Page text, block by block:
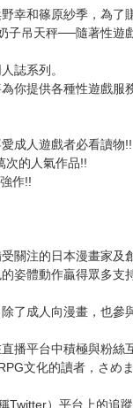
幸和篠原紗季，為了
子吊天秤──隨著性遊
誌系列。
你提供各種性遊戲服
成人遊戲者必看讀物!!
次的人氣作品!!
作!!
關注的日本漫畫家
姿體動作贏得眾多支
了成人向漫畫，也參
播平台中積極與粉絲
文化的讀者，さめ
Twitter）平台上的追